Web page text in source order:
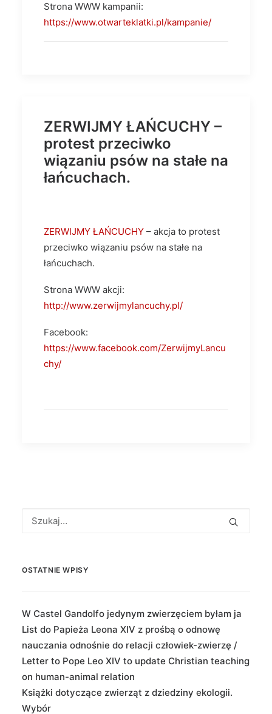
Strona WWW kampanii:
https://www.otwarteklatki.pl/kampanie/
ZERWIJMY ŁAŃCUCHY –
protest przeciwko
wiązaniu psów na stałe na
łańcuchach.
ZERWIJMY ŁAŃCUCHY – akcja to protest
przeciwko wiązaniu psów na stałe na
łańcuchach.
Strona WWW akcji:
http://www.zerwijmylancuchy.pl/
Facebook:
https://www.facebook.com/ZerwijmyLancu
chy/
OSTATNIE WPISY
W Castel Gandolfo jedynym zwierzęciem byłam ja
List do Papieża Leona XIV z prośbą o odnowę
nauczania odnośnie do relacji człowiek-zwierzę /
Letter to Pope Leo XIV to update Christian teaching
on human-animal relation
Książki dotyczące zwierząt z dziedziny ekologii.
Wybór